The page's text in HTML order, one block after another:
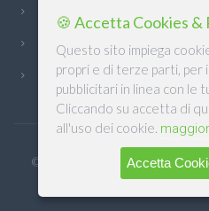
Condizioni generali
Privacy
© DB DETERSIVI Srl 2022.
🍪 Accetta Cookies &
Questo sito impiega
propri e di terze parti, per
pubblicitari in linea con le
Cliccando su accetta di
all'uso dei cookie.
Accetta